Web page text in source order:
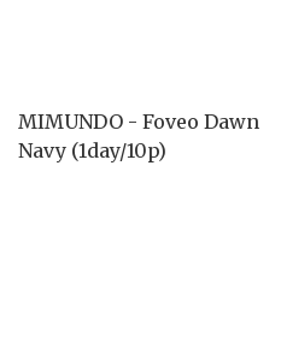
MIMUNDO - Foveo Dawn
Navy (1day/10p)